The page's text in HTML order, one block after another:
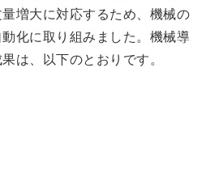
増大に対応するため、機械の
化に取り組みました。機械導
は、以下のとおりです。